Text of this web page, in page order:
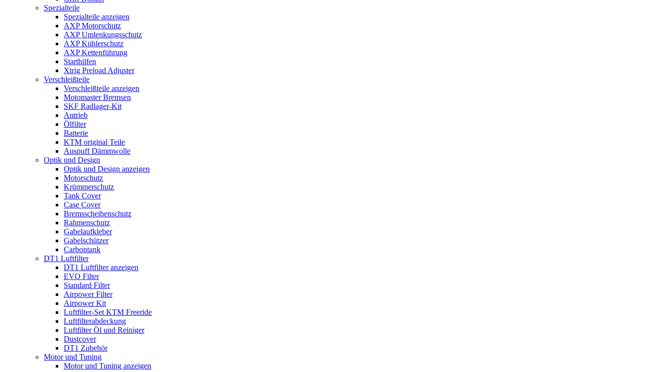
Spezialteile
Spezialteile anzeigen
AXP Motorschutz
AXP Umlenkungsschutz
AXP Kühlerschutz
AXP Kettenführung
Starthilfen
Xtrig Preload Adjuster
Verschleißteile
Verschleißteile anzeigen
Motomaster Bremsen
SKF Radlager-Kit
Antrieb
Ölfilter
Batterie
KTM original Teile
Auspuff Dämmwolle
Optik und Design
Optik und Design anzeigen
Motorschutz
Krümmerschutz
Tank Cover
Case Cover
Bremsscheibenschutz
Rahmenschutz
Gabelaufkleber
Gabelschützer
Carbontank
DT1 Luftfilter
DT1 Luftfilter anzeigen
EVO Filter
Standard Filter
Airpower Filter
Airpower Kit
Luftfilter-Set KTM Freeride
Luftfilterabdeckung
Luftfilter Öl und Reiniger
Dustcover
DT1 Zubehör
Motor und Tuning
Motor und Tuning anzeigen